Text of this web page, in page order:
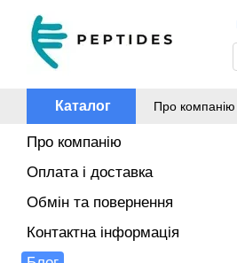
Перейти до основного контенту
Каталог Про компанію
Про компанію
Оплата і доставка
Обмін та повернення
Контактна інформація